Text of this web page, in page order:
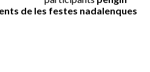
de les festes nadalenques